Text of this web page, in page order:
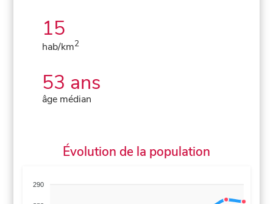
15
hab/km2
53 ans
âge médian
Évolution de la population
290